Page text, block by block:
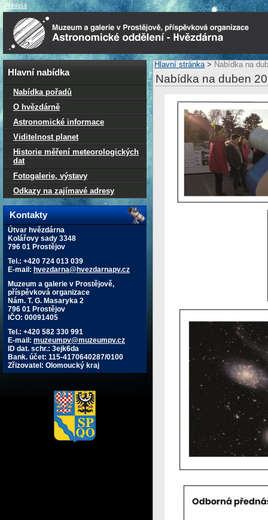
Hlavní nabídka
Nabídka pořadů
O hvězdárně
Astronomické informace
Viditelnost planet
Historie měření meteorologických
dat
Fotogalerie, výstavy
Odkazy na zajímavé adresy
Kontakty
Útvar hvězdárna
Kolářovy sady 3348
796 01 Prostějov
Tel.: +420 724 013 039
E-mail: hvezdarna@hvezdarnapv.cz
Muzeum a galerie v Prostějově,
příspěvková organizace
Nám. T. G. Masaryka 2
796 01 Prostějov
IČO: 00091405
Tel.: +420 582 330 991
E-mail: muzeumpv@muzeumpv.cz
ID dat. schr.: 3ejk6da
Bank. účet: 115-4170640287/0100
Zřizovatel: Olomoucký kraj
Hlavní stránka> Nabídka na
Nabídka na duben
Přihlásit